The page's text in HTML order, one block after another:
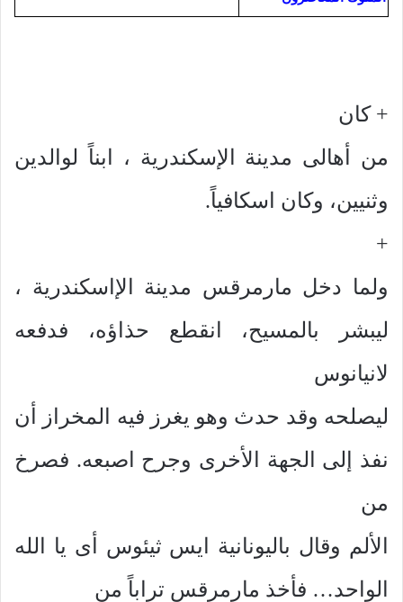
+ كان
من أهالى مدينة الإسكندرية ، ابناً لوالدين
وثنيين، وكان اسكافياً.
+
ولما دخل مارمرقس مدينة الإاسكندرية ،
ليبشر بالمسيح، انقطع حذاؤه، فدفعه
لانيانوس
ليصلحه وقد حدث وهو يغرز فيه المخراز أن
نفذ إلى الجهة الأخرى وجرح اصبعه. فصرخ
من
الألم وقال باليونانية ايس ثيئوس أى يا الله
الواحد… فأخذ مارمرقس تراباً من